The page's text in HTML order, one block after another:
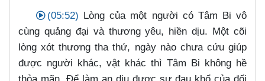
(05:52) Lòng của một người có Tâm Bi vô
cùng quảng đại và thương yêu, hiền dịu. Một cõi
lòng xót thương tha thứ, ngày nào chưa cứu giúp
được người khác, vật khác thì Tâm Bi không hề